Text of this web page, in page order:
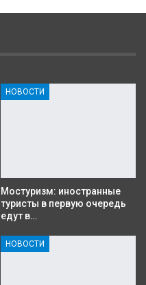
НОВОСТИ
Мостуризм: иностранные
туристы в первую очередь
едут в…
НОВОСТИ